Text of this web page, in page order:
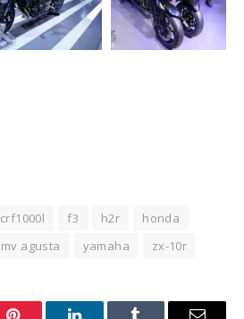
crf1000l f3 h2r
honda
mv agusta yamaha zx-10r